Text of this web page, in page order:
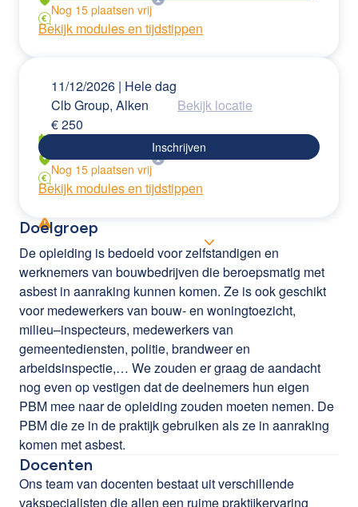
Nog 15 plaatsen vrij
Bekijk modules en tijdstippen
11/12/2026 | Hele dag
Clb Group, Alken
Bekijk locatie
€250
Inschrijven
Nog 15 plaatsen vrij
Bekijk modules en tijdstippen
Doelgroep
De opleiding is bedoeld voor zelfstandigen en
werknemers van bouwbedrijven die beroepsmatig met
asbest in aanraking kunnen komen. Ze is ook geschikt
voor medewerkers van bouw- en woningtoezicht,
milieu–inspecteurs, medewerkers van
gemeentediensten, politie, brandweer en
arbeidsinspectie,… We zouden er graag de aandacht
nog even op vestigen dat de deelnemers hun eigen
PBM mee naar de opleiding zouden moeten nemen. De
PBM die ze in de praktijk gebruiken als ze in aanraking
komen met asbest.
Docenten
Ons team van docenten bestaat uit verschillende
vakspecialisten die allen een ruime praktijkervaring